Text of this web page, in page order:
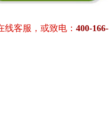
客服，或致电： 400-166-